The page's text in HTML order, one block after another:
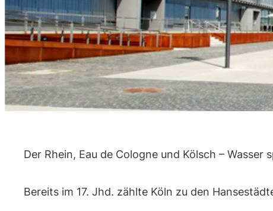
Der Rhein, Eau de Cologne und Kölsch –
Bereits im 17. Jhd. zählte Köln zu den